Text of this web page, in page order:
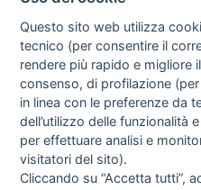
I libri
Questo sito web utilizza
tecnico (per consentire il
rendere più rapido e migliore
consenso, di profilazione
in linea con le preferenze da
dell’utilizzo delle funzionalità
per effettuare analisi e
visitatori del sito).
Cliccando su “Accetta tutti”,